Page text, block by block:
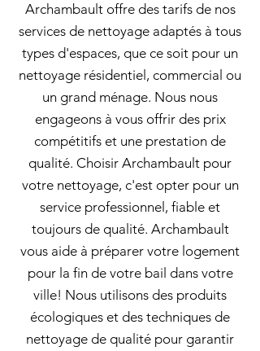
Archambault offre des tarifs de nos
services de nettoyage adaptés à tous
types d'espaces, que ce soit pour un
nettoyage résidentiel, commercial ou
un grand ménage. Nous nous
engageons à vous offrir des prix
compétitifs et une prestation de
qualité. Choisir Archambault pour
votre nettoyage, c'est opter pour un
service professionnel, fiable et
toujours de qualité. Archambault
vous aide à préparer votre logement
pour la fin de votre bail dans votre
ville! Nous utilisons des produits
écologiques et des techniques de
nettoyage de qualité pour garantir